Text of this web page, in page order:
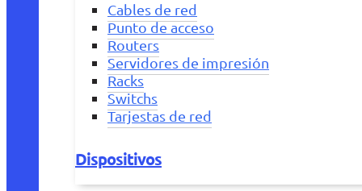
Cables de red
Punto de acceso
Routers
Servidores de impresión
Racks
Switchs
Tarjestas de red
Dispositivos